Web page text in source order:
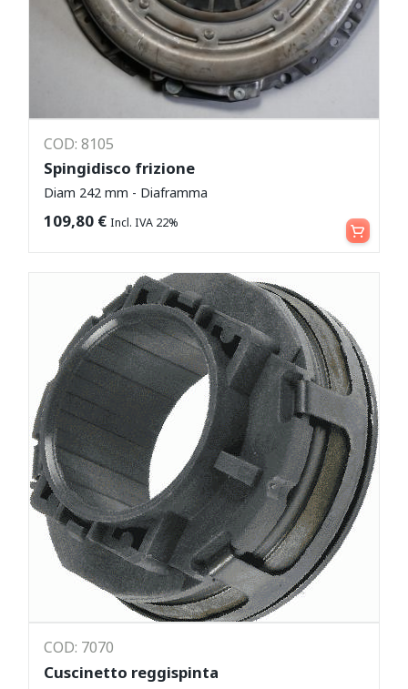
COD: 8105
Spingidisco frizione
Diam 242 mm - Diaframma
109,80 € Incl. IVA 22% Aggiungi al carrello
COD: 7070
Cuscinetto reggispinta